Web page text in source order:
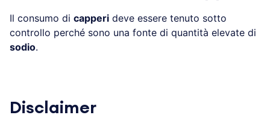
Il consumo di capperi deve essere tenuto sotto
controllo perché sono una fonte di quantità elevate di
sodio.
Disclaimer